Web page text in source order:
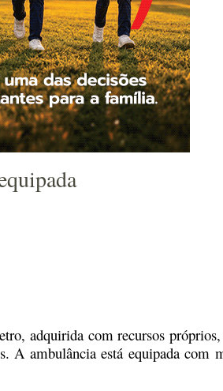
adquirida com recursos
ambulância está equipada com